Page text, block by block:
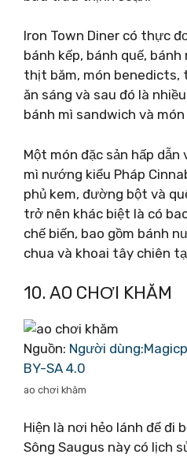
Iron Town Diner có thực
bánh kếp, bánh quế,
thịt băm, món benedicts,
ăn sáng và sau đó là
bánh mì sandwich và
Một món đặc sản hấp dẫn
mì nướng kiểu Pháp
phủ kem, đường bột và
trở nên khác biệt là có
chế biến, bao gồm bánh
chua và khoai tây chiên
10. AO CHƠI KHĂM
Nguồn: Người
BY-SA 4.0
ao chơi khăm
Hiện là nơi hẻo lánh để đi
Sông Saugus này có lịch